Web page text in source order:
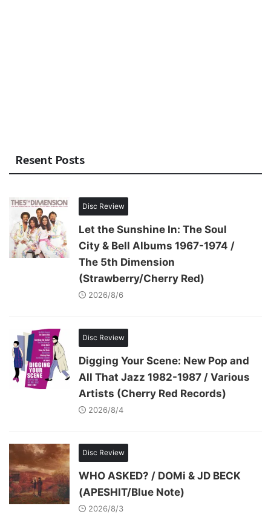
Resent Posts
Disc Review
Let the Sunshine In: The Soul
City & Bell Albums 1967-1974 /
The 5th Dimension
(Strawberry/Cherry Red)
2026/8/6
Disc Review
Digging Your Scene: New Pop and
All That Jazz 1982-1987 / Various
Artists (Cherry Red Records)
2026/8/4
Disc Review
WHO ASKED? / DOMi & JD BECK
(APESHIT/Blue Note)
2026/8/3